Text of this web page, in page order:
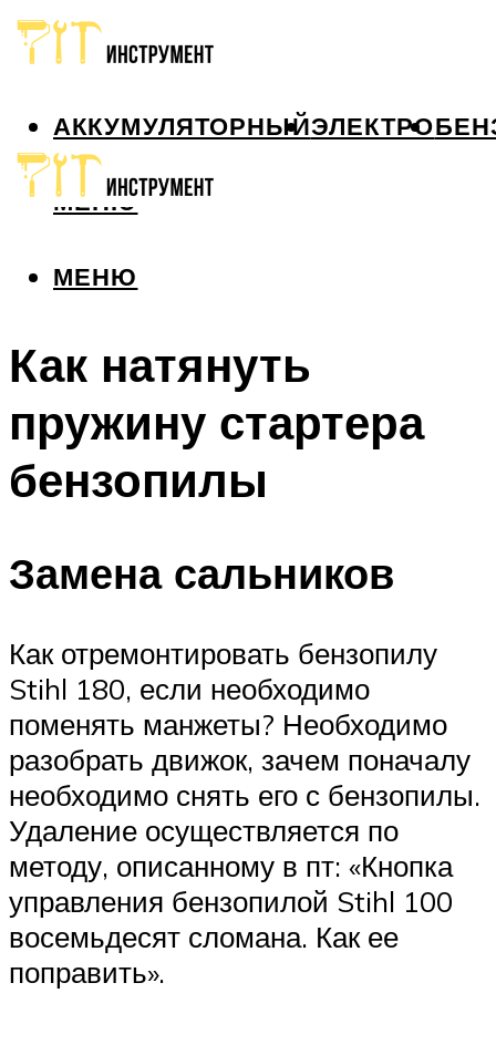
АККУМУЛЯТОРНЫЙЭЛЕКТРО
МЕНЮ
МЕНЮ
Как натянуть
пружину стартера
бензопилы
Замена сальников
Как отремонтировать бензопилу
Stihl 180, если необходимо
поменять манжеты? Необходимо
разобрать движок, зачем поначалу
необходимо снять его с бензопилы.
Удаление осуществляется по
методу, описанному в пт: «Кнопка
управления бензопилой Stihl 100
восемьдесят сломана. Как ее
поправить».